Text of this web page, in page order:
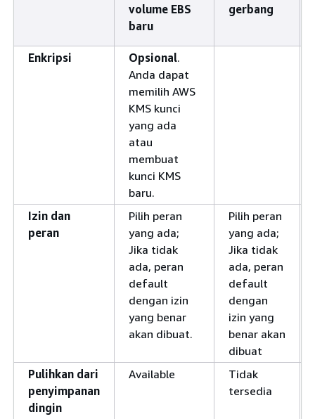
volume EBS
baru
gerbang
Enkripsi Opsional.
Anda dapat
memilih AWS
KMS kunci
yang ada
atau
membuat
kunci KMS
baru.
Izin dan
peran
Pilih peran
yang ada;
Jika tidak
ada, peran
default
dengan izin
yang benar
akan dibuat.
Pilih peran
yang ada;
Jika tidak
ada, peran
default
dengan
izin yang
benar akan
dibuat
Pulihkan dari
penyimpanan
dingin
Available
Tidak
tersedia